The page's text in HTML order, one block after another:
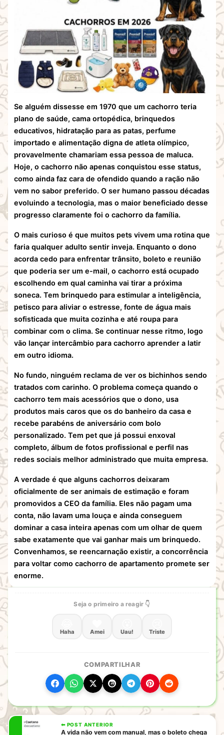
Se alguém dissesse em 1970 que um cachorro teria
plano de saúde, cama ortopédica, brinquedos
educativos, hidratação para as patas, perfume
importado e alimentação digna de atleta olímpico,
provavelmente chamariam essa pessoa de maluca.
Hoje, o cachorro não apenas conquistou esse status,
como ainda faz cara de ofendido quando a ração não
vem no sabor preferido. O ser humano passou décadas
evoluindo a tecnologia, mas o maior beneficiado desse
progresso claramente foi o cachorro da família.
O mais curioso é que muitos pets vivem uma rotina que
faria qualquer adulto sentir inveja. Enquanto o dono
acorda cedo para enfrentar trânsito, boleto e reunião
que poderia ser um e-mail, o cachorro está ocupado
escolhendo em qual caminha vai tirar a próxima
soneca. Tem brinquedo para estimular a inteligência,
petisco para aliviar o estresse, fonte de água mais
sofisticada que muita cozinha e até roupa para
combinar com o clima. Se continuar nesse ritmo, logo
vão lançar intercâmbio para cachorro aprender a latir
em outro idioma.
No fundo, ninguém reclama de ver os bichinhos sendo
tratados com carinho. O problema começa quando o
cachorro tem mais acessórios que o dono, usa
produtos mais caros que os do banheiro da casa e
recebe parabéns de aniversário com bolo
personalizado. Tem pet que já possui enxoval
completo, álbum de fotos profissional e perfil nas
redes sociais melhor administrado que muita empresa.
A verdade é que alguns cachorros deixaram
oficialmente de ser animais de estimação e foram
promovidos a CEO da família. Eles não pagam uma
conta, não lavam uma louça e ainda conseguem
dominar a casa inteira apenas com um olhar de quem
sabe exatamente que vai ganhar mais um brinquedo.
Convenhamos, se reencarnação existir, a concorrência
para voltar como cachorro de apartamento promete ser
enorme.
Seja o primeiro a reagir 👇
Haha Amei Uau! Triste
COMPARTILHAR
⬅ POST ANTERIOR
A vida não vem com manual, mas o boleto chega